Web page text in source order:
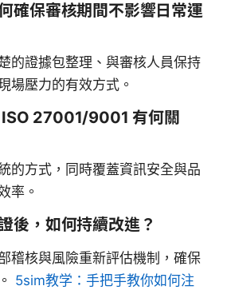
確保審核期間不影響日常運
的證據包整理、與審核人員保持
場壓力的有效方式。
ISO 27001/9001 有何關
的方式，同時覆蓋資訊安全與品
率。
後，如何持續改進？
稽核與風險重新評估機制，確保
5sim教学：手把手教你如何注